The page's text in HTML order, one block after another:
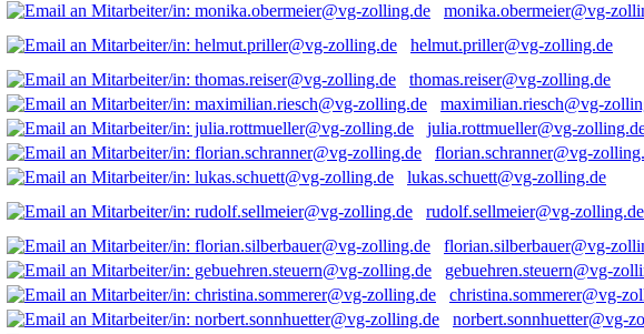
monika.obermeier@vg-
helmut.priller@vg-zolling.de
thomas.reiser@vg-zolling.de
maximilian.riesch@vg-
julia.rottmueller@vg-
florian.schranner@vg-
lukas.schuett@vg-zolling.de
rudolf.sellmeier@vg-zolling.de
florian.silberbauer@vg-
gebuehren.steuern@vg-
christina.sommerer@vg-
norbert.sonnhuetter@vg-